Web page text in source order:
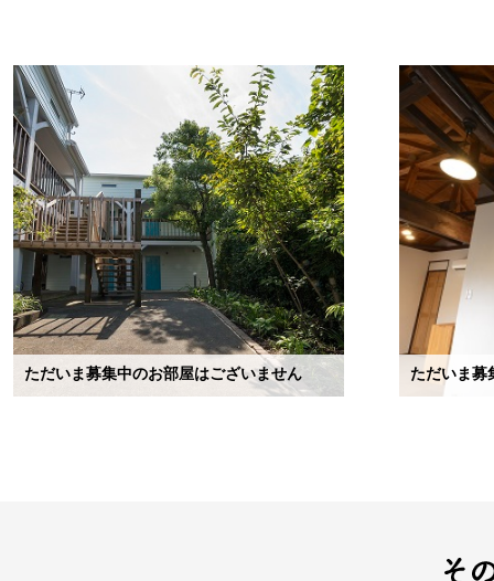
ただいま募集中のお部屋はございません ただいま募